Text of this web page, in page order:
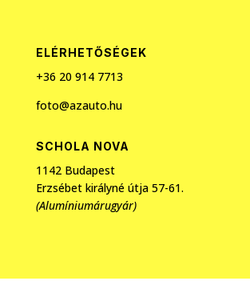
ELÉRHETŐSÉGEK
+36 20 914 7713
foto@azauto.hu
SCHOLA NOVA
1142 Budapest
Erzsébet királyné útja 57-61.
(Alumíniumárugyár)